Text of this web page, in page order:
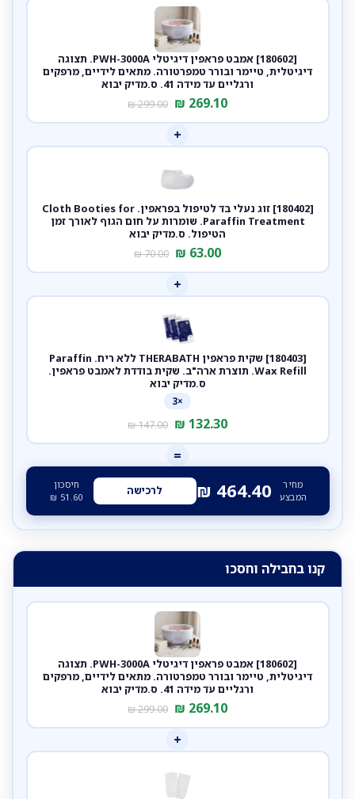
[180602] אמבט פראפין דיגיטלי PWH-3000A. תצוגה
דיגיטלית, טיימר ובורר טמפרטורה. מתאים לידיים, מרפקים
ורגליים עד מידה 41. ס.מדיק יבוא
269.10
₪
299.00
₪
+
[180402] זוג נעלי בד לטיפול בפראפין. Cloth Booties for
Paraffin Treatment. שומרות על חום הגוף לאורך זמן
הטיפול. ס.מדיק יבוא
63.00
₪
70.00
₪
+
[180403] שקית פראפין THERABATH ללא ריח. Paraffin
Wax Refill. תוצרת ארה"ב. שקית בודדת לאמבט פראפין.
ס.מדיק יבוא
×3
132.30
₪
147.00
₪
=
מחיר
המבצע
464.40
₪ לרכישה
חיסכון
51.60
₪
קנו בחבילה וחסכו
[180602] אמבט פראפין דיגיטלי PWH-3000A. תצוגה
דיגיטלית, טיימר ובורר טמפרטורה. מתאים לידיים, מרפקים
ורגליים עד מידה 41. ס.מדיק יבוא
269.10
₪
299.00
₪
+